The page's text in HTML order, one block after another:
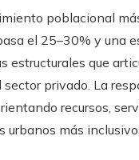
poblacional
el 25–30% y una
estructurales que
privado. La
recursos,
más